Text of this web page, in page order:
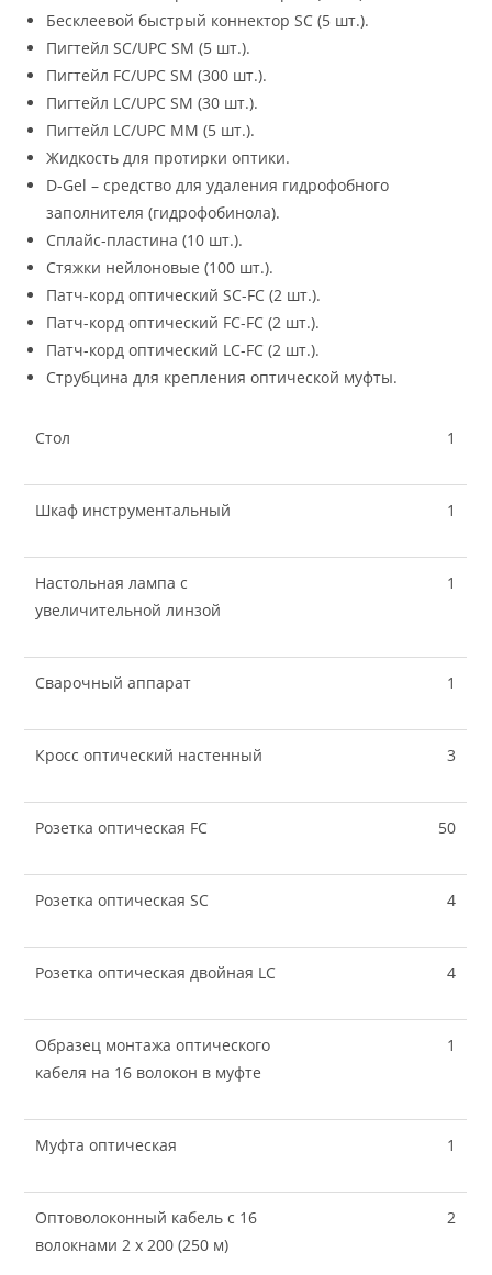
Бесклеевой быстрый коннектор SC (5 шт.).
Пигтейл SC/UPC SM (5 шт.).
Пигтейл FC/UPC SM (300 шт.).
Пигтейл LC/UPC SM (30 шт.).
Пигтейл LC/UPC MM (5 шт.).
Жидкость для протирки оптики.
D-Gel – средство для удаления гидрофобного
заполнителя (гидрофобинола).
Сплайс-пластина (10 шт.).
Стяжки нейлоновые (100 шт.).
Патч-корд оптический SC-FC (2 шт.).
Патч-корд оптический FC-FC (2 шт.).
Патч-корд оптический LC-FC (2 шт.).
Струбцина для крепления оптической муфты.
Стол 1
Шкаф инструментальный 1
Настольная лампа с
увеличительной линзой
1
Сварочный аппарат 1
Кросс оптический настенный 3
Розетка оптическая FC 50
Розетка оптическая SC 4
Розетка оптическая двойная LC 4
Образец монтажа оптического
кабеля на 16 волокон в муфте
1
Муфта оптическая 1
Оптоволоконный кабель с 16
волокнами 2 х 200 (250 м)
2